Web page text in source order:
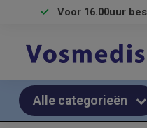
Voor 16.00uur
Alle categorieën